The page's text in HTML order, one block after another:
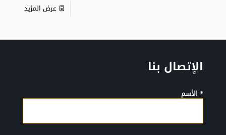
عرض المزيد
الإتصال بنا
* الأسم